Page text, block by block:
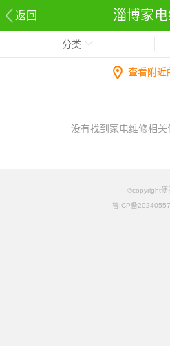
返回 淄博家
分类
查看附近
没有找到家电维修相关
©copyright便
鲁ICP备